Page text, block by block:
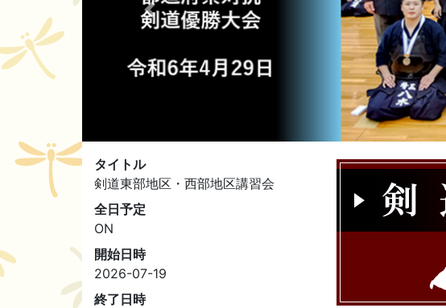
Previous
タイトル
剣道東部地区・西部地区講習会
全日予定
ON
開始日時
2026-07-19
終了日時